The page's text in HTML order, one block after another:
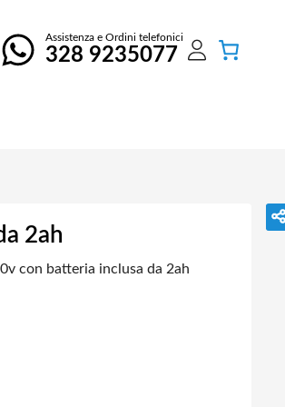
Assistenza e Ordini telefonici
328 9235077
2ah
con batteria inclusa da 2ah